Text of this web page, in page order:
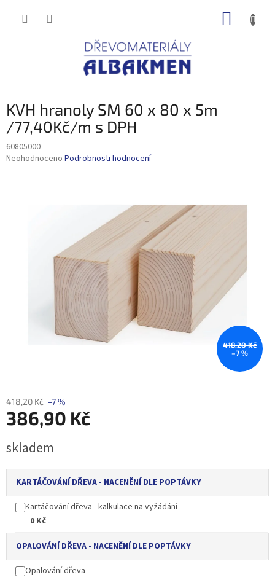
KVH hranoly SM 60 x 80 x 5m
/77,40Kč/m s DPH
60805000
Průměrné
Neohodnoceno Podrobnosti hodnocení
418,20 Kč
–7 %
418,20 Kč –7 %
386,90 Kč
cena:
skladem
KARTÁČOVÁNÍ DŘEVA - NACENĚNÍ DLE POPTÁVKY
Kartáčování dřeva - kalkulace na vyžádání
0 Kč
OPALOVÁNÍ DŘEVA - NACENĚNÍ DLE POPTÁVKY
Opalování dřeva